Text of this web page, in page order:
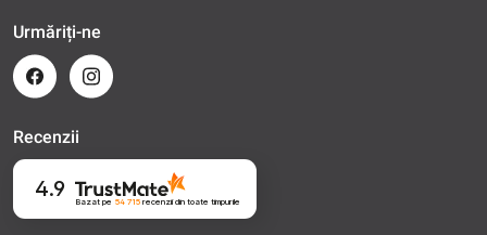
Urmăriți-ne
Recenzii
4.9
Bazat pe 54 715recenziidin toate timpurile